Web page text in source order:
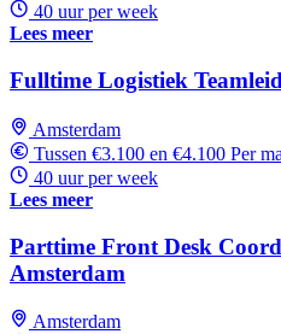
40 uur per week
Lees meer
Fulltime Logistiek
Amsterdam
Tussen €3.100 en €4.100 Per
40 uur per week
Lees meer
Parttime Front Desk
Amsterdam
Amsterdam